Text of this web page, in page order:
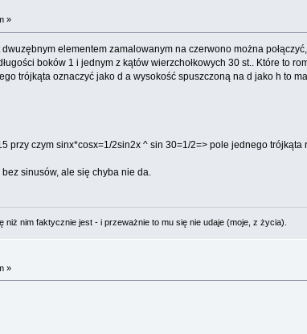
»
elementem zamalowanym na czerwono można
boków 1 i jednym z kątów wierzchołkowych 30 st.. Które to
trójkąta oznaczyć jako d a wysokość spuszczoną na d jako h to
przy czym sinx*cosx=1/2sin2x ^ sin 30=1/2=> pole jednego trójkąta
sinusów, ale się chyba nie da.
niż nim faktycznie jest - i przeważnie to mu się nie udaje (moje, z życia).
»